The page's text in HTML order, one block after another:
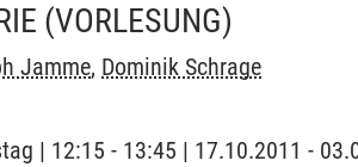
(VORLESUNG)
Jamme, Dominik Schrage
| 12:15 - 13:45 | 17.10.2011 -